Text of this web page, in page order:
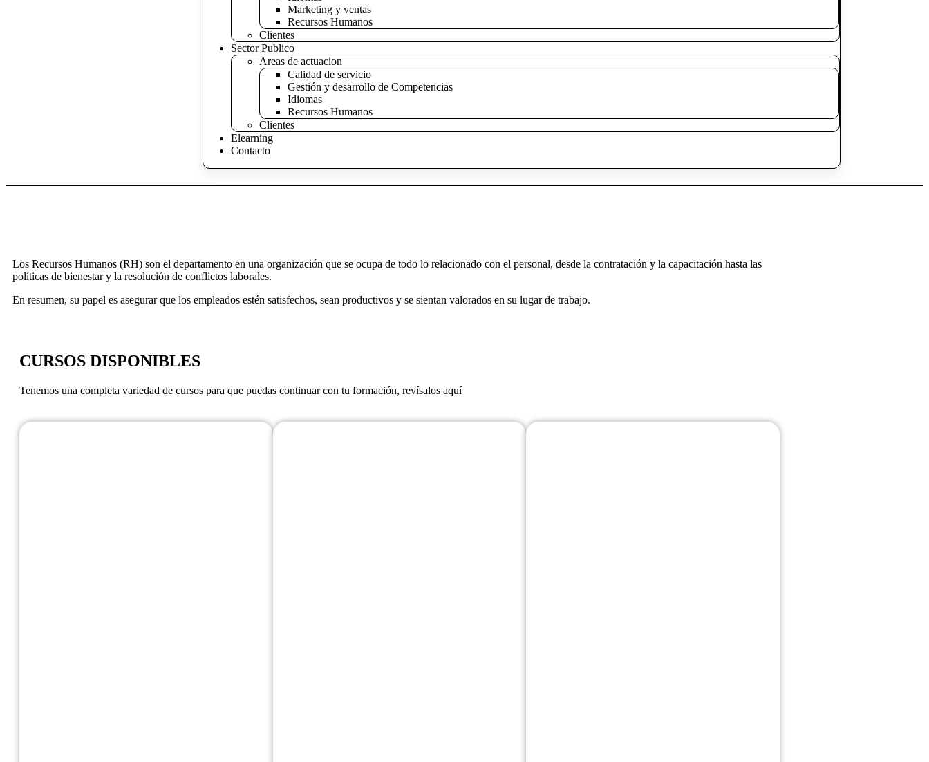
Marketing y ventas
Recursos Humanos
Clientes
Sector Publico
Areas de actuacion
Calidad de servicio
Gestión y desarrollo de Competencias
Idiomas
Recursos Humanos
Clientes
Elearning
Contacto
Los Recursos Humanos (RH) son el departamento en una organización que se ocupa de todo lo relacionado con el personal, desde la contratación y la capacitación hasta las
políticas de bienestar y la resolución de conflictos laborales.
En resumen, su papel es asegurar que los empleados estén satisfechos, sean productivos y se sientan valorados en su lugar de trabajo.
CURSOS DISPONIBLES
Tenemos una completa variedad de cursos para que puedas continuar con tu formación, revísalos aquí